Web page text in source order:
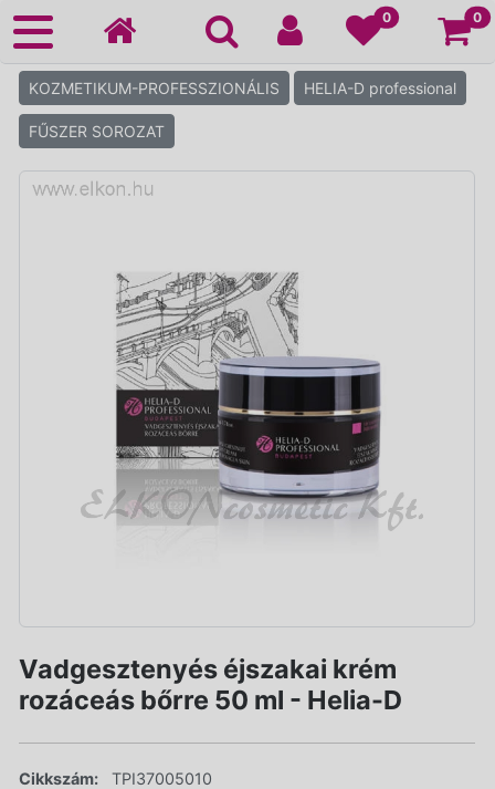
0 0
KOZMETIKUM-PROFESSZIONÁLIS HELIA-D professional
FŰSZER SOROZAT
Vadgesztenyés éjszakai krém
rozáceás bőrre 50 ml - Helia-D
Cikkszám:
TPI37005010